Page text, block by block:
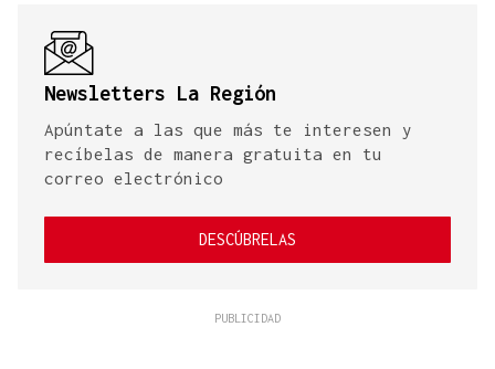
Newsletters La Región
Apúntate a las que más te interesen y
recíbelas de manera gratuita en tu
correo electrónico
DESCÚBRELAS